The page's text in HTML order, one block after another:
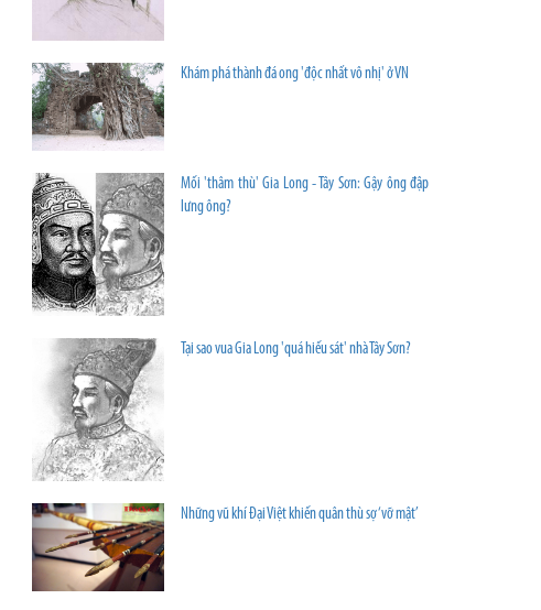
Khám phá thành đá ong 'độc nhất vô nhị' ở VN
Mối 'thâm thù' Gia Long - Tây Sơn: Gậy ông đập
lưng ông?
Tại sao vua Gia Long 'quá hiếu sát' nhà Tây Sơn?
Những vũ khí Đại Việt khiến quân thù sợ ‘vỡ mật’